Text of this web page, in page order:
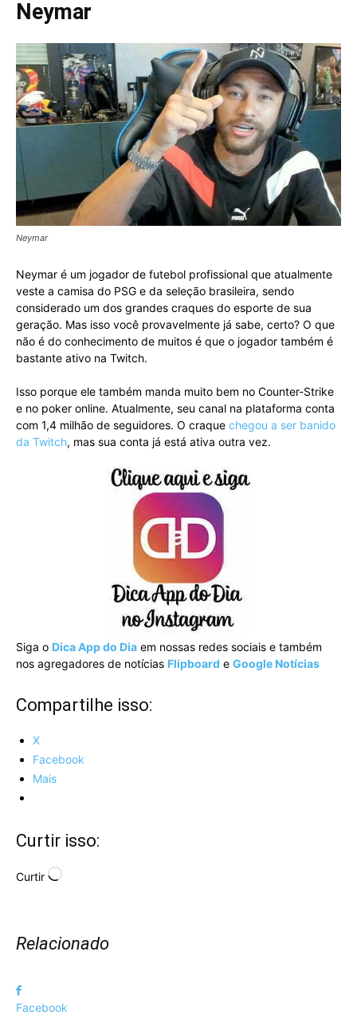
Neymar
Neymar
Neymar é um jogador de futebol profissional que atualmente
veste a camisa do PSG e da seleção brasileira, sendo
considerado um dos grandes craques do esporte de sua
geração. Mas isso você provavelmente já sabe, certo? O que
não é do conhecimento de muitos é que o jogador também é
bastante ativo na Twitch.
Isso porque ele também manda muito bem no Counter-Strike
e no poker online. Atualmente, seu canal na plataforma conta
com 1,4 milhão de seguidores. O craque chegou a ser banido
da Twitch, mas sua conta já está ativa outra vez.
Siga o Dica App do Dia em nossas redes sociais e também
nos agregadores de notícias Flipboard e Google Notícias
Compartilhe isso:
X
Facebook
Mais
Curtir isso:
Curtir
Relacionado
Facebook